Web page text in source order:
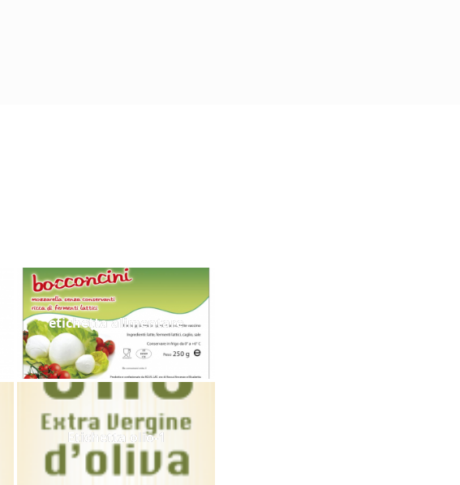
etichetta alimentare
Etichetta olio-1